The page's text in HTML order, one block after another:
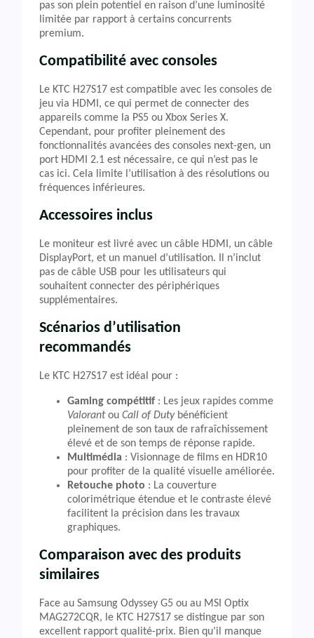
pas son plein potentiel en raison d’une luminosité
limitée par rapport à certains concurrents
premium.
Compatibilité avec consoles
Le KTC H27S17 est compatible avec les consoles de
jeu via HDMI, ce qui permet de connecter des
appareils comme la PS5 ou Xbox Series X.
Cependant, pour profiter pleinement des
fonctionnalités avancées des consoles next-gen, un
port HDMI 2.1 est nécessaire, ce qui n’est pas le
cas ici. Cela limite l’utilisation à des résolutions ou
fréquences inférieures.
Accessoires inclus
Le moniteur est livré avec un câble HDMI, un câble
DisplayPort, et un manuel d’utilisation. Il n’inclut
pas de câble USB pour les utilisateurs qui
souhaitent connecter des périphériques
supplémentaires.
Scénarios d’utilisation
recommandés
Le KTC H27S17 est idéal pour :
Gaming compétitif : Les jeux rapides comme
Valorantou Call of Dutybénéficient
pleinement de son taux de rafraîchissement
élevé et de son temps de réponse rapide.
Multimédia : Visionnage de films en HDR10
pour profiter de la qualité visuelle améliorée.
Retouche photo : La couverture
colorimétrique étendue et le contraste élevé
facilitent la précision dans les travaux
graphiques.
Comparaison avec des produits
similaires
Face au Samsung Odyssey G5 ou au MSI Optix
MAG272CQR, le KTC H27S17 se distingue par son
excellent rapport qualité-prix. Bien qu’il manque